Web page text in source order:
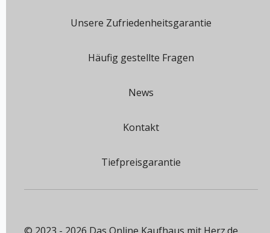
Unsere Zufriedenheitsgarantie
Häufig gestellte Fragen
News
Kontakt
Tiefpreisgarantie